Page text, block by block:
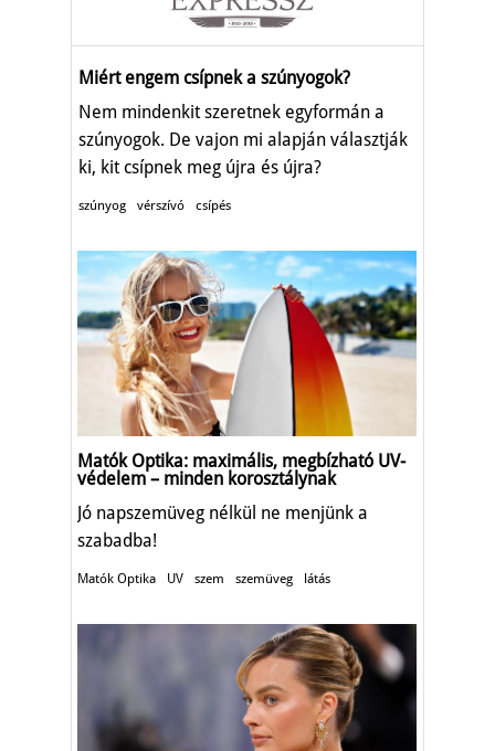
Miért engem csípnek a szúnyogok?
Nem mindenkit szeretnek egyformán a
szúnyogok. De vajon mi alapján választják
ki, kit csípnek meg újra és újra?
szúnyog vérszívó csípés
Matók Optika: maximális, megbízható UV-
védelem – minden korosztálynak
Jó napszemüveg nélkül ne menjünk a
szabadba!
Matók Optika UV szem szemüveg látás